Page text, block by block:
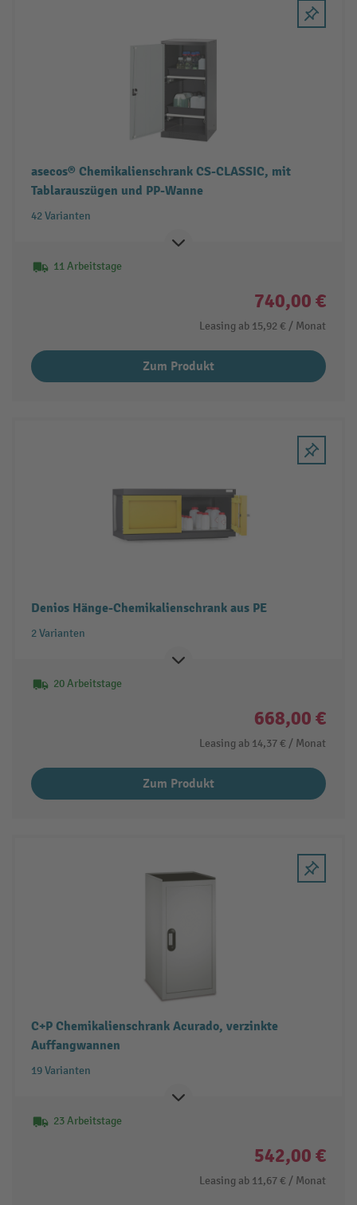
asecos® Chemikalienschrank CS-CLASSIC, mit
Tablarauszügen und PP-Wanne
42 Varianten
11 Arbeitstage
740,00 €
Leasing ab 15,92 € / Monat
Zum Produkt
Denios Hänge-Chemikalienschrank aus PE
2 Varianten
20 Arbeitstage
668,00 €
Leasing ab 14,37 € / Monat
Zum Produkt
C+P Chemikalienschrank Acurado, verzinkte
Auffangwannen
19 Varianten
23 Arbeitstage
542,00 €
Leasing ab 11,67 € / Monat